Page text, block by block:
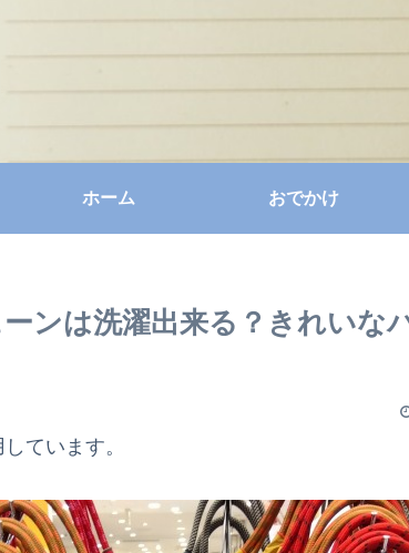
ホーム おでかけ
ンは洗濯出来る？きれいな
ています。